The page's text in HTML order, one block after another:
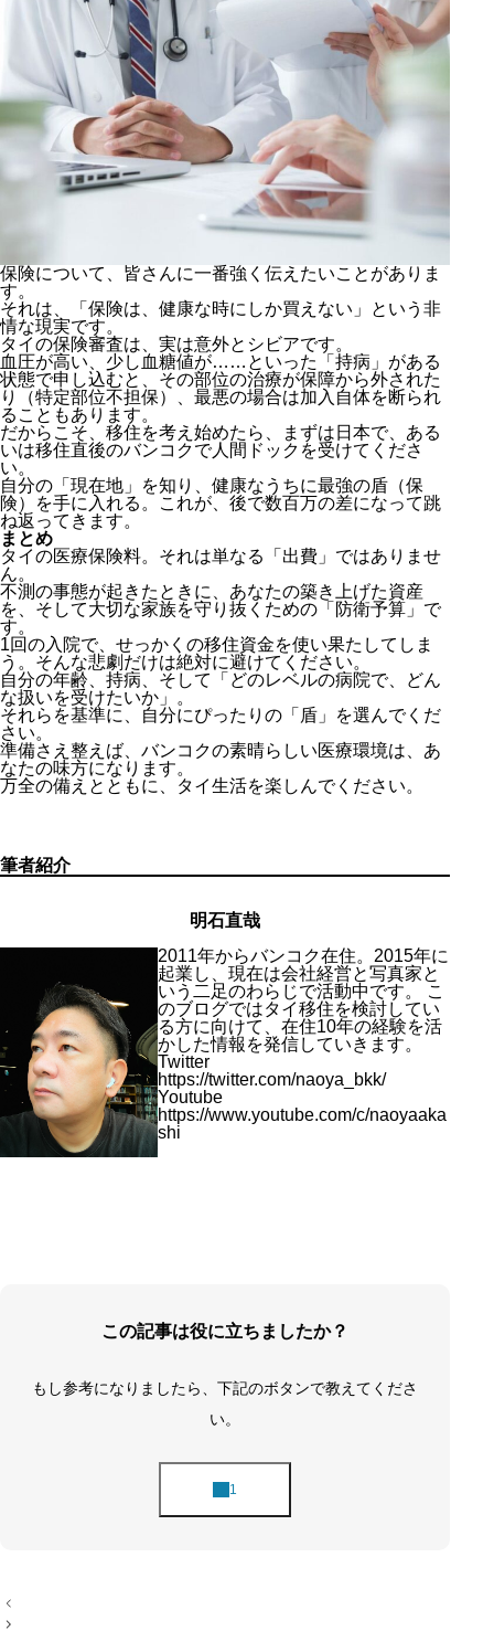
保険について、皆さんに一番強く伝えたいことがありま
す。
それは、「保険は、健康な時にしか買えない」という非
情な現実です。
タイの保険審査は、実は意外とシビアです。
血圧が高い、少し血糖値が……といった「持病」がある
状態で申し込むと、その部位の治療が保障から外された
り（特定部位不担保）、最悪の場合は加入自体を断られ
ることもあります。
だからこそ、移住を考え始めたら、まずは日本で、ある
いは移住直後のバンコクで人間ドックを受けてくださ
い。
自分の「現在地」を知り、健康なうちに最強の盾（保
険）を手に入れる。これが、後で数百万の差になって跳
ね返ってきます。
まとめ
タイの医療保険料。それは単なる「出費」ではありませ
ん。
不測の事態が起きたときに、あなたの築き上げた資産
を、そして大切な家族を守り抜くための「防衛予算」で
す。
1回の入院で、せっかくの移住資金を使い果たしてしま
う。そんな悲劇だけは絶対に避けてください。
自分の年齢、持病、そして「どのレベルの病院で、どん
な扱いを受けたいか」。
それらを基準に、自分にぴったりの「盾」を選んでくだ
さい。
準備さえ整えば、バンコクの素晴らしい医療環境は、あ
なたの味方になります。
万全の備えとともに、タイ生活を楽しんでください。
筆者紹介
明石直哉
2011年からバンコク在住。2015年に
起業し、現在は会社経営と写真家と
いう二足のわらじで活動中です。 こ
のブログではタイ移住を検討してい
る方に向けて、在住10年の経験を活
かした情報を発信していきます。
Twitter
https://twitter.com/naoya_bkk/
Youtube
https://www.youtube.com/c/naoyaaka
shi
この記事は役に立ちましたか？
もし参考になりましたら、下記のボタンで教えてくださ
い。
投
稿